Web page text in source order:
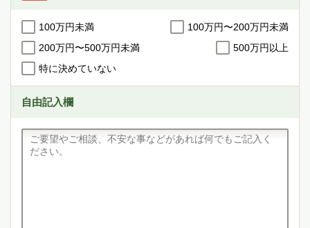
100万円未満
100万円〜200万円未満
200万円〜500万円未満
500万円以上
特に決めていない
自由記入欄